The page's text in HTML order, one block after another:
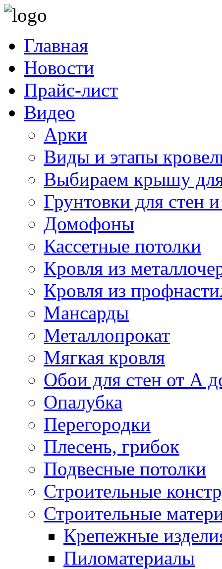
Главная
Новости
Прайс-лист
Видео
Арки
Виды и этапы
Выбираем крышу
Грунтовки для стен
Домофоны
Кассетные потолки
Кровля из
Кровля из
Мансарды
Металлопрокат
Мягкая кровля
Обои для стен от А
Опалубка
Перегородки
Плесень, грибок
Подвесные потолки
Строительные
Строительные
Крепежные
Пиломатериалы